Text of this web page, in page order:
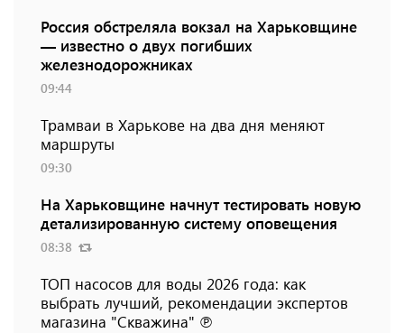
Россия обстреляла вокзал на Харьковщине
— известно о двух погибших
железнодорожниках
09:44
Трамваи в Харькове на два дня меняют
маршруты
09:30
На Харьковщине начнут тестировать новую
детализированную систему оповещения
08:38
ТОП насосов для воды 2026 года: как
выбрать лучший, рекомендации экспертов
магазина "Скважина" ℗